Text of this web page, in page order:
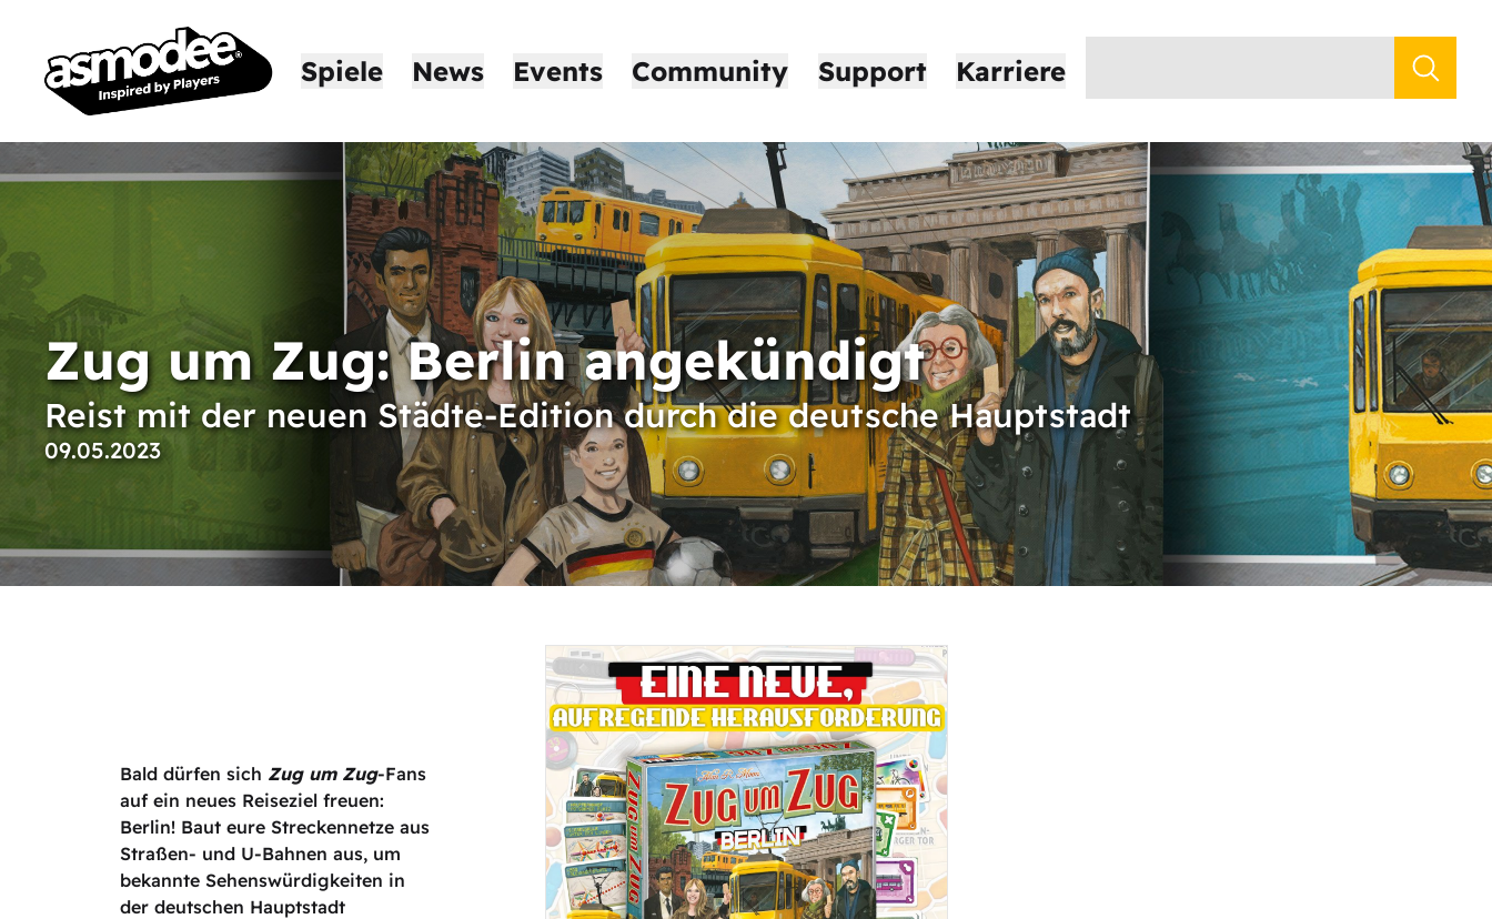
Spiele News Events Community Support Karriere
Zug um Zug: Berlin angekündigt
Reist mit der neuen Städte-Edition durch die deutsche Hauptstadt
09.05.2023
Bald dürfen sich Zug um Zug-Fans
auf ein neues Reiseziel freuen:
Berlin! Baut eure Streckennetze aus
Straßen- und U-Bahnen aus, um
bekannte Sehenswürdigkeiten in
der deutschen Hauptstadt